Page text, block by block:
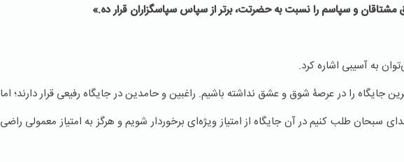
مشتاقان و سپاسم را نسبت به حضرتت، برتر از سپاس سپاسگزاران قرار ده.»
به آسیبی اشاره کرد.
را در عرصۀ شوق و عشق نداشته باشیم. راغبین و حامدین در جایگاه رفیعی قرار دارند؛ اما
سبحان طلب کنیم در آن جایگاه از امتیاز ویژه‌ای برخوردار شویم و هرگز به امتیاز معمولی راضی